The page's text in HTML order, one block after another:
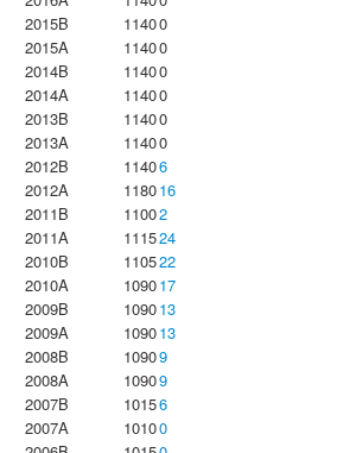
2015B
11400
2015A
11400
2014B
11400
2014A
11400
2013B
11400
2013A
11400
2012B
11406
2012A
118016
2011B
11002
2011A
111524
2010B
110522
2010A
109017
2009B
109013
2009A
109013
2008B
10909
2008A
10909
2007B
10156
2007A
10100